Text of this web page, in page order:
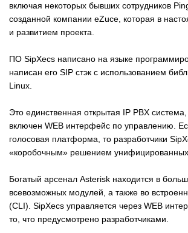
включая некоторых бывших сотрудников
созданной компании eZuce, которая в
и развитием проекта.
ПО SipXecs написано на языке
написан его SIP стэк с использованием
Linux.
Это единственная открытая IP PBX
включен WEB интерфейс по управлению.
голосовая платформа, то разработчики
«коробочным» решением
Богатый арсенал Asterisk находится в
всевозможных модулей, а также во
(CLI). SipXecs управляется через WEB
то, что предусмотрено разработчиками.